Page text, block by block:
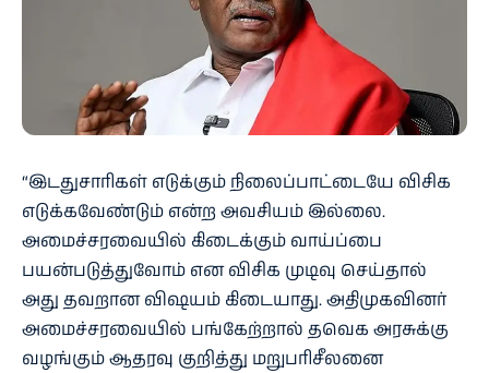
“இடதுசாரிகள் எடுக்கும் நிலைப்பாட்டையே விசிக
எடுக்கவேண்டும் என்ற அவசியம் இல்லை.
அமைச்சரவையில் கிடைக்கும் வாய்ப்பை
பயன்படுத்துவோம் என விசிக முடிவு செய்தால்
அது தவறான விஷயம் கிடையாது. அதிமுகவினர்
அமைச்சரவையில் பங்கேற்றால் தவெக அரசுக்கு
வழங்கும் ஆதரவு குறித்து மறுபரிசீலனை